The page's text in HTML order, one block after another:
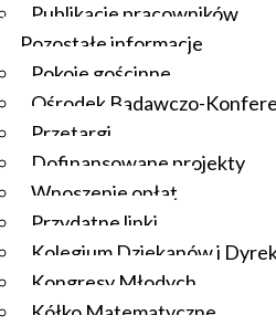
Publikacje pracowników
Pozostałe informacje
Pokoje gościnne
Ośrodek Badawczo-
Przetargi
Dofinansowane projekty
Wnoszenie opłat
Przydatne linki
Kolegium Dziekanów i
Kongresy Młodych
Kółko Matematyczne